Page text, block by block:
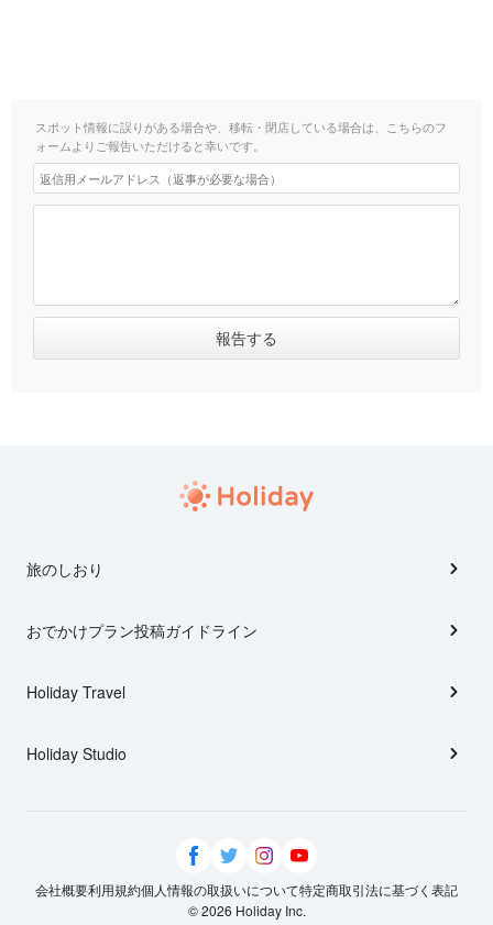
スポット情報に誤りがある場合や、移転・閉店している場合は、こちらのフ
ォームよりご報告いただけると幸いです。
旅のしおり
おでかけプラン投稿ガイドライン
Holiday Travel
Holiday Studio
会社概要利用規約個人情報の取扱いについて特定商取引法に基づく表記
© 2026 Holiday Inc.